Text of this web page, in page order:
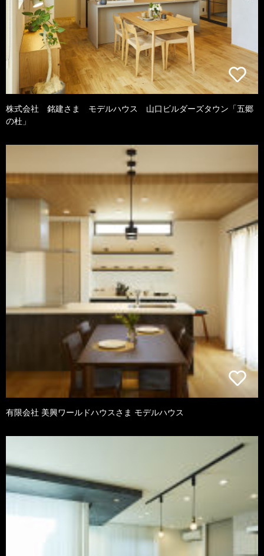
株式会社 銘建さま モデルハウス 山口ビルダーズタウン「五郷
の杜」
有限会社 美興ワールドハウスさま モデルハウス